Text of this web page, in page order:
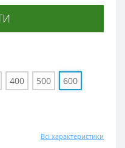
400 500
600
Всі характеристики